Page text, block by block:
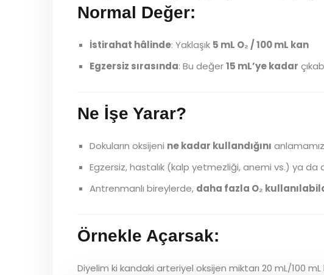
Normal Değer:
İstirahat hâlinde: Yaklaşık 5 mL O₂ / 100 mL kan
Egzersiz sırasında: Bu değer15 mL’ye kadar
Ne İşe Yarar?
Dokuların oksijeni ne kadar kullandığını
Egzersiz, hastalık (kalp yetmezliği, anemi vs.) ya
Antrenmanlı bireylerde, daha fazla O₂
Örnekle Açarsak:
Diyelim ki kandaki arteriyel oksijen miktarı 20 mL/100